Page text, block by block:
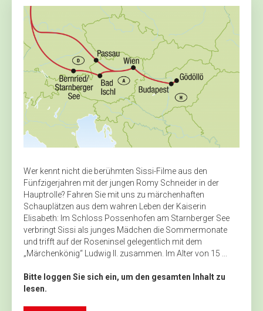
Wer kennt nicht die berühmten Sissi-Filme aus den
Fünfzigerjahren mit der jungen Romy Schneider in der
Hauptrolle? Fahren Sie mit uns zu märchenhaften
Schauplätzen aus dem wahren Leben der Kaiserin
Elisabeth: Im Schloss Possenhofen am Starnberger See
verbringt Sissi als junges Mädchen die Sommermonate
und trifft auf der Roseninsel gelegentlich mit dem
„Märchenkönig“ Ludwig II. zusammen. Im Alter von 15 ...
Bitte loggen Sie sich ein, um den gesamten Inhalt zu
lesen.